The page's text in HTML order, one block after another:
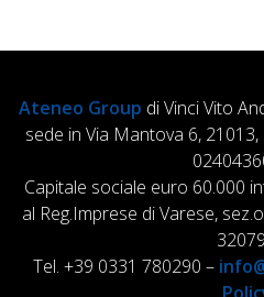
Ateneo Group di Vinci Vito
sede in Via Mantova 6, 21013,
Capitale sociale euro 60.000
al Reg.Imprese di Varese,
Tel. +39 0331 780290 –